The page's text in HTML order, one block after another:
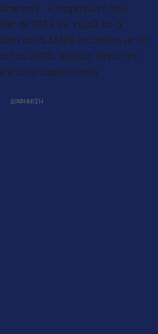
Η παραγωγή του
σε 107,4 εκ. ευρώ το α’
κατά 33,0% σε σχέση με το
του 2020, κυρίως λόγω της
αποταμιευτικών